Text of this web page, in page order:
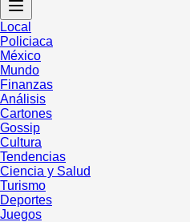
Local
Policiaca
México
Mundo
Finanzas
Análisis
Cartones
Gossip
Cultura
Tendencias
Ciencia y Salud
Turismo
Deportes
Juegos